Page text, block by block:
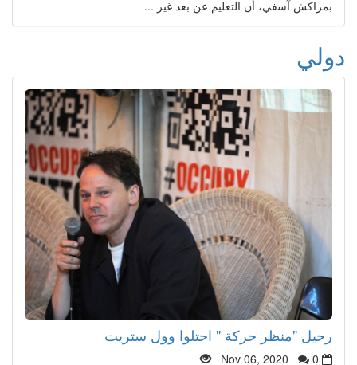
بمراكش آسفي، أن التعليم عن بعد غير ...
دولي
رحيل "منظر حركة " احتلوا وول ستريت
Nov 06, 2020 0